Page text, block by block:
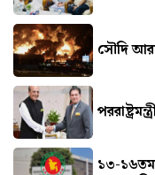
সৌদি
১৩-১৬তম